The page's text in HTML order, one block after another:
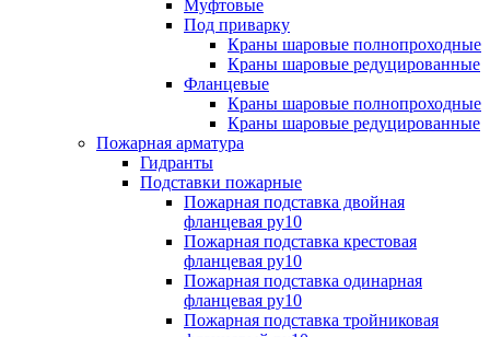
Муфтовые
Под приварку
Краны шаровые полнопроходные
Краны шаровые редуцированные
Фланцевые
Краны шаровые полнопроходные
Краны шаровые редуцированные
Пожарная арматура
Гидранты
Подставки пожарные
Пожарная подставка двойная
фланцевая ру10
Пожарная подставка крестовая
фланцевая ру10
Пожарная подставка одинарная
фланцевая ру10
Пожарная подставка тройниковая